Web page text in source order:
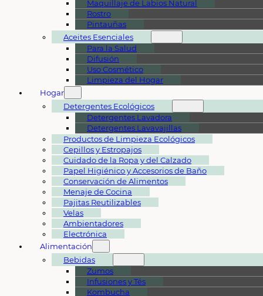
Maquillaje de Labios Natural
Rostro
Pintauñas
Aceites Esenciales
Para la Salud
Difusión
Uso Cosmético
Limpieza del Hogar
Hogar
Detergentes Ecológicos
Detergentes Lavadora
Detergentes Lavavajillas
Productos de Limpieza Ecológicos
Cepillos y Estropajos
Cuidado de la Ropa y del Calzado
Papel Higiénico y Accesorios de Baño
Conservación de Alimentos
Menaje de Cocina
Pajitas Reutilizables
Velas
Ambientadores
Electrónica
Alimentación
Bebidas
Zumos
Infusiones y Tés
Kombucha